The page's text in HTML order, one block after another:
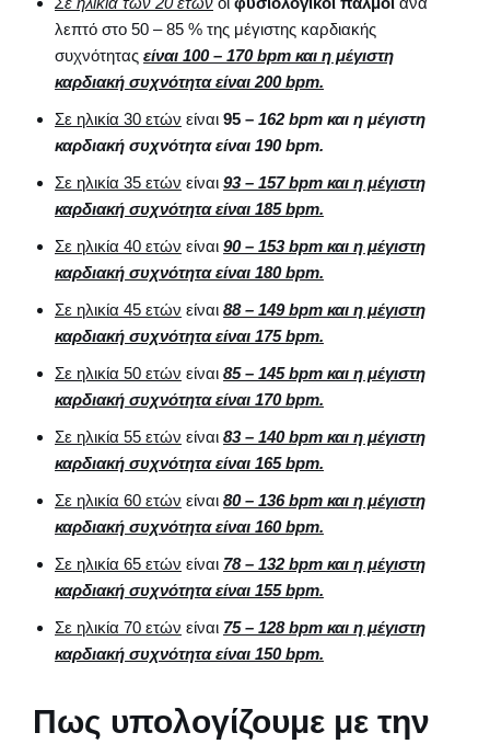
λεπτό στο 50 – 85 % της μέγιστης καρδιακής
συχνότητας είναι 100 – 170bpm και η μέγιστη
καρδιακή συχνότητα είναι 200bpm.
Σε ηλικία 30 ετών είναι 95 – 162bpm και η μέγιστη
καρδιακή συχνότητα είναι 190bpm.
Σε ηλικία 35 ετών είναι 93 – 157bpm και η μέγιστη
καρδιακή συχνότητα είναι 185bpm.
Σε ηλικία 40 ετών είναι 90 – 153bpm και η μέγιστη
καρδιακή συχνότητα είναι 180bpm.
Σε ηλικία 45 ετών είναι 88 – 149bpm και η μέγιστη
καρδιακή συχνότητα είναι 175bpm.
Σε ηλικία 50 ετών είναι 85 – 145bpm και η μέγιστη
καρδιακή συχνότητα είναι 170bpm.
Σε ηλικία 55 ετών είναι 83 – 140bpm και η μέγιστη
καρδιακή συχνότητα είναι 165bpm.
Σε ηλικία 60 ετών είναι 80 – 136bpm και η μέγιστη
καρδιακή συχνότητα είναι 160bpm.
Σε ηλικία 65 ετών είναι 78 – 132bpm και η μέγιστη
καρδιακή συχνότητα είναι 155bpm.
Σε ηλικία 70 ετών είναι 75 – 128bpm και η μέγιστη
καρδιακή συχνότητα είναι 150bpm.
Πως υπολογίζουμε με την